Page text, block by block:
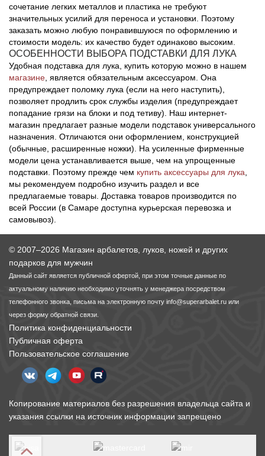
сочетание легких металлов и пластика не требуют
значительных усилий для переноса и установки. Поэтому
заказать можно любую понравившуюся по оформлению и
стоимости модель: их качество будет одинаково высоким.
ОСОБЕННОСТИ ВЫБОРА ПОДСТАВКИ ДЛЯ ЛУКА
Удобная подставка для лука, купить которую можно в нашем
магазине , является обязательным аксессуаром. Она
предупреждает поломку лука (если на него наступить),
позволяет продлить срок службы изделия (предупреждает
попадание грязи на блоки и под тетиву). Наш интернет-
магазин предлагает разные модели подставок универсального
назначения. Отличаются они оформлением, конструкцией
(обычные, расширенные ножки). На усиленные фирменные
модели цена устанавливается выше, чем на упрощенные
подставки. Поэтому прежде чем купить аксессуары для лука
мы рекомендуем подробно изучить раздел и все
предлагаемые товары. Доставка товаров производится по
всей России (в Самаре доступна курьерская перевозка и
самовывоз).
© 2007–2026 Магазин арбалетов, луков, ножей и других
подарков для мужчин
Данный сайт является публичной офертой, при этом точные данные по
актуальному наличию необходимо уточнять у менеджера посредством
телефонного звонка, письма на электронную почту info@superarbalet.ru или
через форму обратной связи.
Политика конфиденциальности
Публичная оферта
Пользовательское соглашение
Копирование материалов без разрешения владельца сайта и
указания ссылки на источник информации запрещено